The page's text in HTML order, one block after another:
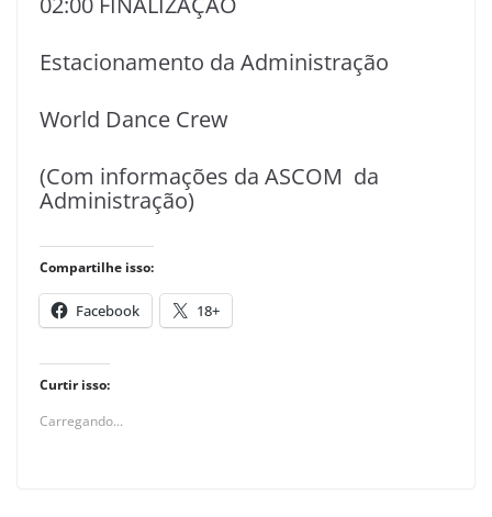
Estacionamento da Administração
World Dance Crew
(Com informações da ASCOM da
Administração)
Compartilhe isso:
Facebook 18+
Curtir isso:
Carregando...